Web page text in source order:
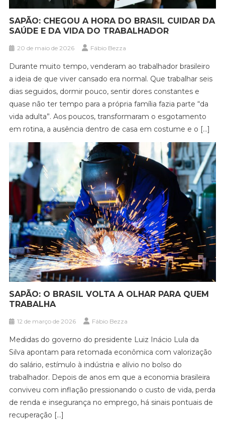
SAPÃO: CHEGOU A HORA DO BRASIL CUIDAR DA
SAÚDE E DA VIDA DO TRABALHADOR
20 de maio de 2026 Fábio Bezza
Durante muito tempo, venderam ao trabalhador brasileiro
a ideia de que viver cansado era normal. Que trabalhar seis
dias seguidos, dormir pouco, sentir dores constantes e
quase não ter tempo para a própria família fazia parte “da
vida adulta”. Aos poucos, transformaram o esgotamento
em rotina, a ausência dentro de casa em costume e o […]
SAPÃO: O BRASIL VOLTA A OLHAR PARA QUEM
TRABALHA
12 de março de 2026 Fábio Bezza
Medidas do governo do presidente Luiz Inácio Lula da
Silva apontam para retomada econômica com valorização
do salário, estímulo à indústria e alívio no bolso do
trabalhador. Depois de anos em que a economia brasileira
conviveu com inflação pressionando o custo de vida, perda
de renda e insegurança no emprego, há sinais pontuais de
recuperação […]